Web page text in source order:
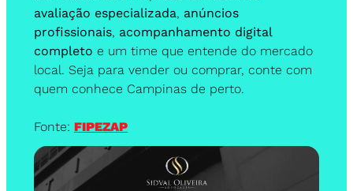
avaliação especializada, anúncios
profissionais, acompanhamento digital
completo e um time que entende do mercado
local. Seja para vender ou comprar, conte com
quem conhece Campinas de perto.
Fonte: FIPEZAP